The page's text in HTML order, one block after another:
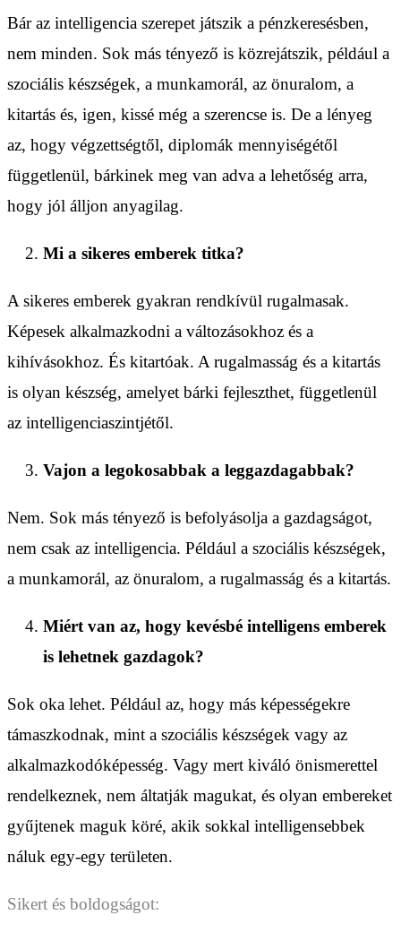
Bár az intelligencia szerepet játszik a pénzkeresésben,
nem minden. Sok más tényező is közrejátszik, például a
szociális készségek, a munkamorál, az önuralom, a
kitartás és, igen, kissé még a szerencse is. De a lényeg
az, hogy végzettségtől, diplomák mennyiségétől
függetlenül, bárkinek meg van adva a lehetőség arra,
hogy jól álljon anyagilag.
Mi a sikeres emberek titka?
A sikeres emberek gyakran rendkívül rugalmasak.
Képesek alkalmazkodni a változásokhoz és a
kihívásokhoz. És kitartóak. A rugalmasság és a kitartás
is olyan készség, amelyet bárki fejleszthet, függetlenül
az intelligenciaszintjétől.
Vajon a legokosabbak a leggazdagabbak?
Nem. Sok más tényező is befolyásolja a gazdagságot,
nem csak az intelligencia. Például a szociális készségek,
a munkamorál, az önuralom, a rugalmasság és a kitartás.
Miért van az, hogy kevésbé intelligens emberek
is lehetnek gazdagok?
Sok oka lehet. Például az, hogy más képességekre
támaszkodnak, mint a szociális készségek vagy az
alkalmazkodóképesség. Vagy mert kiváló önismerettel
rendelkeznek, nem áltatják magukat, és olyan embereket
gyűjtenek maguk köré, akik sokkal intelligensebbek
náluk egy-egy területen.
Sikert és boldogságot: